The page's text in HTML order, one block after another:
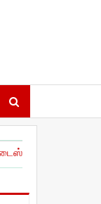
Paradise ' படத்தின்